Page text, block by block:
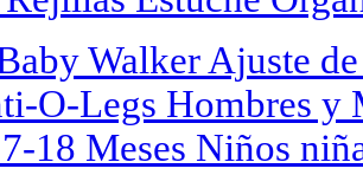
Walker Ajuste
O-Legs Hombres y
18 Meses Niños